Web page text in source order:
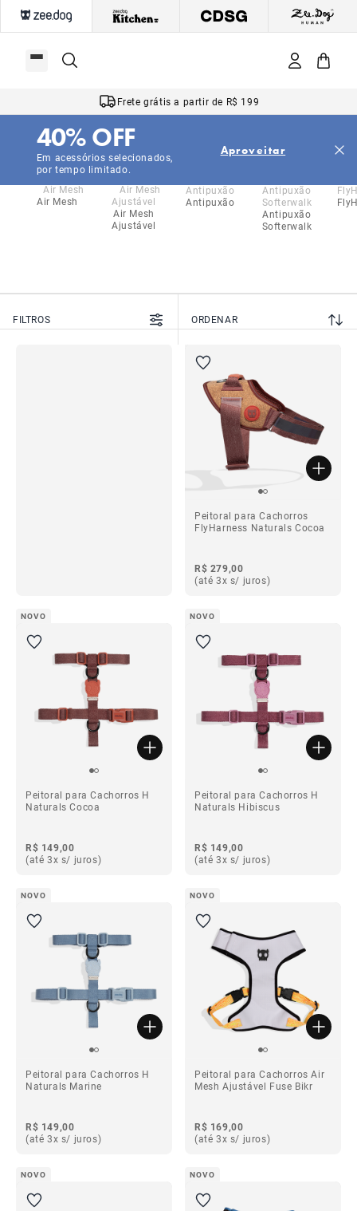
Frete grátis a partir de R$ 199
Em acessórios selecionados,
por tempo limitado.
40% OFF Aproveitar
Peitorais
Início|Cachorros|Acessórios
Air Mesh
Air Mesh
Ajustável
Antipuxão
Antipuxão
Softerwalk
FILTROS ORDENAR
Peitoral para Cachorros
FlyHarness Naturals Cocoa
R$ 279,00
(até 3x s/ juros)
NOVO
Peitoral para Cachorros H
Naturals Cocoa
R$ 149,00
(até 3x s/ juros)
NOVO
Peitoral para Cachorros H
Naturals Hibiscus
R$ 149,00
(até 3x s/ juros)
NOVO
Peitoral para Cachorros H
Naturals Marine
R$ 149,00
(até 3x s/ juros)
NOVO
Peitoral para Cachorros Air
Mesh Ajustável Fuse Bikr
R$ 169,00
(até 3x s/ juros)
NOVO NOVO